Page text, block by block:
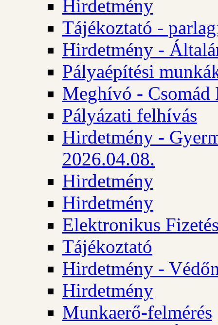
Hirdetmény
Tájékoztató -
Hirdetmény -
Pályaépítési
Meghívó - Csomád
Pályázati felhívás
Hirdetmény -
2026.04.08.
Hirdetmény
Hirdetmény
Elektronikus
Tájékoztató
Hirdetmény -
Hirdetmény
Munkaerő-felmérés